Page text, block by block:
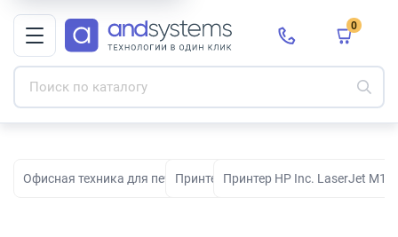
0
Офисная техника для печати, сканирования и
ПринтерыПринтер HP Inc. LaserJet